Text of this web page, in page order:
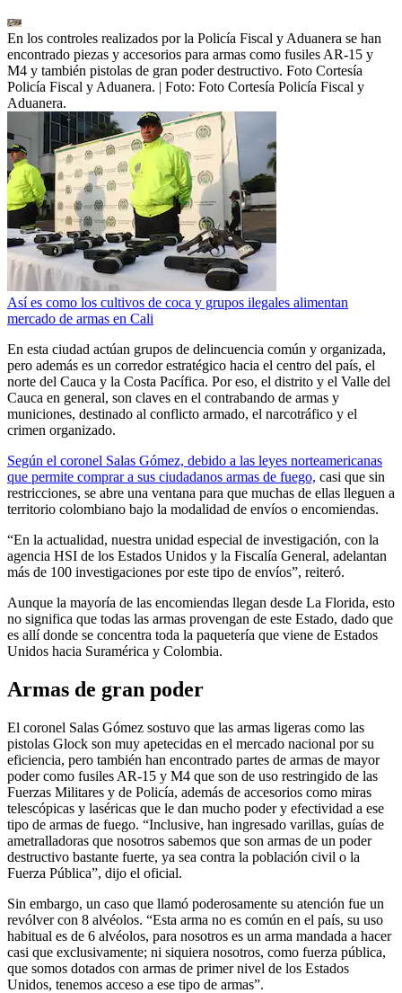
En los controles realizados por la Policía Fiscal y Aduanera se han
encontrado piezas y accesorios para armas como fusiles AR-15 y
M4 y también pistolas de gran poder destructivo. Foto Cortesía
Policía Fiscal y Aduanera. | Foto: Foto Cortesía Policía Fiscal y
Aduanera.
Así es como los cultivos de coca y grupos ilegales alimentan
mercado de armas en Cali
En esta ciudad actúan grupos de delincuencia común y organizada,
pero además es un corredor estratégico hacia el centro del país, el
norte del Cauca y la Costa Pacífica. Por eso, el distrito y el Valle del
Cauca en general, son claves en el contrabando de armas y
municiones, destinado al conflicto armado, el narcotráfico y el
crimen organizado.
Según el coronel Salas Gómez, debido a las leyes norteamericanas
que permite comprar a sus ciudadanos armas de fuego, casi que sin
restricciones, se abre una ventana para que muchas de ellas lleguen a
territorio colombiano bajo la modalidad de envíos o encomiendas.
“En la actualidad, nuestra unidad especial de investigación, con la
agencia HSI de los Estados Unidos y la Fiscalía General, adelantan
más de 100 investigaciones por este tipo de envíos”, reiteró.
Aunque la mayoría de las encomiendas llegan desde La Florida, esto
no significa que todas las armas provengan de este Estado, dado que
es allí donde se concentra toda la paquetería que viene de Estados
Unidos hacia Suramérica y Colombia.
Armas de gran poder
El coronel Salas Gómez sostuvo que las armas ligeras como las
pistolas Glock son muy apetecidas en el mercado nacional por su
eficiencia, pero también han encontrado partes de armas de mayor
poder como fusiles AR-15 y M4 que son de uso restringido de las
Fuerzas Militares y de Policía, además de accesorios como miras
telescópicas y laséricas que le dan mucho poder y efectividad a ese
tipo de armas de fuego. “Inclusive, han ingresado varillas, guías de
ametralladoras que nosotros sabemos que son armas de un poder
destructivo bastante fuerte, ya sea contra la población civil o la
Fuerza Pública”, dijo el oficial.
Sin embargo, un caso que llamó poderosamente su atención fue un
revólver con 8 alvéolos. “Esta arma no es común en el país, su uso
habitual es de 6 alvéolos, para nosotros es un arma mandada a hacer
casi que exclusivamente; ni siquiera nosotros, como fuerza pública,
que somos dotados con armas de primer nivel de los Estados
Unidos, tenemos acceso a ese tipo de armas”.